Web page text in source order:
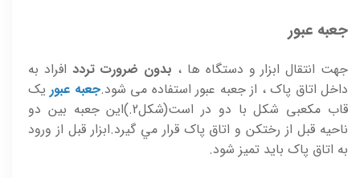
جعبه عبور
جهت انتقال ابزار و دستگاه ها ، بدون ضرورت تردد افراد به
داخل اتاق پاک ، از جعبه عبور استفاده می شود.جعبه عبوريک
قاب مکعبی شکل با دو در است(شکل2.)اين جعبه بين دو
ناحيه قبل از رختکن و اتاق پاک قرار مي گيرد.ابزار قبل از ورود
به اتاق پاک بايد تميز شود.